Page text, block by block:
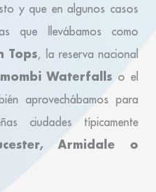
y que en algunos casos
que llevábamos como
Tops, la reserva nacional
Waterfalls o el
aprovechábamos para
ciudades típicamente
Armidale o